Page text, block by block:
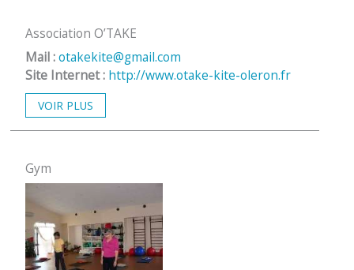
Association O’TAKE
Mail :otakekite@gmail.com
Site Internet : http://www.otake-kite-oleron.fr
VOIR PLUS
Gym